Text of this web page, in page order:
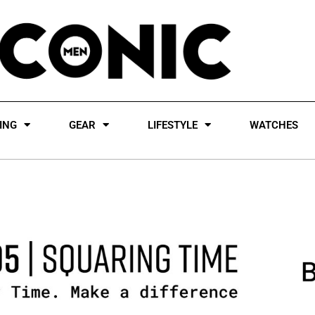
GEAR LIFESTYLE WATCHES